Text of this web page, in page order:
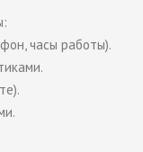
часы работы).